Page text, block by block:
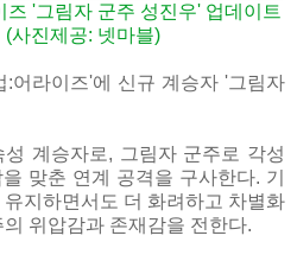
'그림자 군주 성진우' 업데이트
(사진제공: 넷마블)
어라이즈'에 신규 계승자 '그림자
계승자로, 그림자 군주로 각성
맞춘 연계 공격을 구사한다. 기
지하면서도 더 화려하고 차별화
위압감과 존재감을 전한다.